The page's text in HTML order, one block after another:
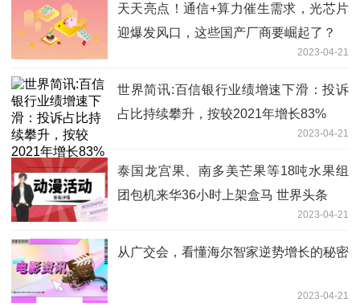
天天亮点！通信+算力催生需求，光芯片
迎爆发风口，这些国产厂商要崛起了？
2023-04-21
世界简讯:百信银行业绩增速下滑：投诉
占比持续攀升，按较2021年增长83%
2023-04-21
泰国龙宫果、南多美芒果等18吨水果组
团包机来华36小时上架盒马 世界头条
2023-04-21
从广交会，看懂海尔智家逆势增长的秘密
2023-04-21